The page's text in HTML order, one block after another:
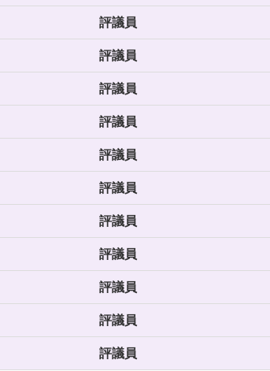
評議員
評議員
評議員
評議員
評議員
評議員
評議員
評議員
評議員
評議員
評議員